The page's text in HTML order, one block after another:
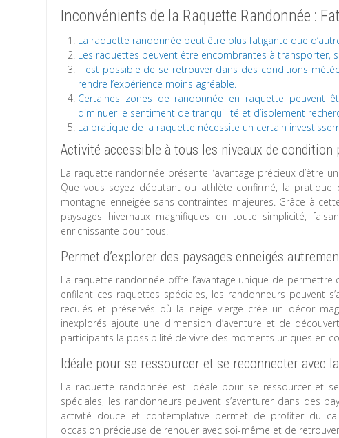
Inconvénients de la Raquette Randonnée :
La raquette randonnée peut être plus fatigante que
Les raquettes peuvent être encombrantes à transporter,
Il est possible de se retrouver dans des conditions
rendre l’expérience moins agréable.
Certaines zones de randonnée en raquette peuvent
diminuer le sentiment de tranquillité et d’isolement
La pratique de la raquette nécessite un certain
Activité accessible à tous les niveaux de condition
La raquette randonnée présente l’avantage précieux d’être
Que vous soyez débutant ou athlète confirmé, la
montagne enneigée sans contraintes majeures. Grâce à
paysages hivernaux magnifiques en toute simplicité,
enrichissante pour tous.
Permet d’explorer des paysages enneigés
La raquette randonnée offre l’avantage unique de permettre
enfilant ces raquettes spéciales, les randonneurs peuvent
reculés et préservés où la neige vierge crée un décor
inexplorés ajoute une dimension d’aventure et de
participants la possibilité de vivre des moments uniques en
Idéale pour se ressourcer et se reconnecter avec
La raquette randonnée est idéale pour se ressourcer et
spéciales, les randonneurs peuvent s’aventurer dans des
activité douce et contemplative permet de profiter du
occasion précieuse de renouer avec soi-même et de